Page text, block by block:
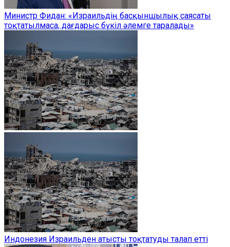
Министр Фидан: «Израильдің басқыншылық саясаты
тоқтатылмаса, дағдарыс бүкіл әлемге таралады»
Индонезия Израильден атысты тоқтатуды талап етті